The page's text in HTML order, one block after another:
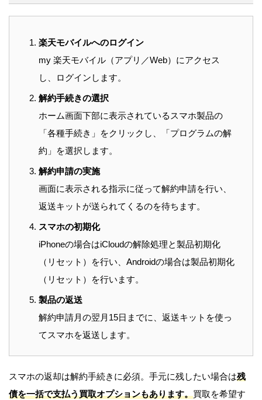
楽天モバイルへのログイン
my 楽天モバイル（アプリ／Web）にアクセス
し、ログインします。
解約手続きの選択
ホーム画面下部に表示されているスマホ製品の
「各種手続き」をクリックし、「プログラムの解
約」を選択します。
解約申請の実施
画面に表示される指示に従って解約申請を行い、
返送キットが送られてくるのを待ちます。
スマホの初期化
iPhoneの場合はiCloudの解除処理と製品初期化
（リセット）を行い、Androidの場合は製品初期化
（リセット）を行います。
製品の返送
解約申請月の翌月15日までに、返送キットを使っ
てスマホを返送します。
スマホの返却は解約手続きに必須。手元に残したい場合は残
債を一括で支払う買取オプションもあります。買取を希望す